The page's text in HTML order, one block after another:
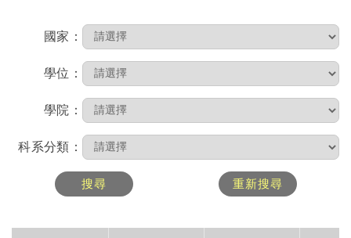
國家：
學位：
學院：
科系分類：
搜尋 重新搜尋